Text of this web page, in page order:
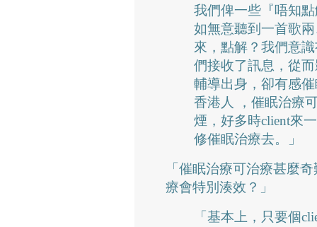
我們俾一些『唔知
如無意聽到一首歌
來，點解？我們意
們接收了訊息，從
輔導出身，卻有感
香港人 ，催眠治療
煙，好多時client來
修催眠治療去。」
「催眠治療可治療甚麼
療會特別湊效？」
「基本上，只要個